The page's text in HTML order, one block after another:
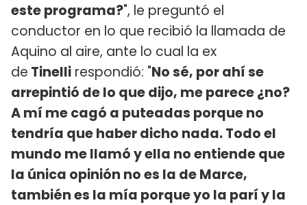
este programa?", le preguntó el
conductor en lo que recibió la llamada de
Aquino al aire, ante lo cual la ex
de Tinelli respondió: "No sé, por ahí se
arrepintió de lo que dijo, me parece ¿no?
A mí me cagó a puteadas porque no
tendría que haber dicho nada. Todo el
mundo me llamó y ella no entiende que
la única opinión no es la de Marce,
también es la mía porque yo la parí y la